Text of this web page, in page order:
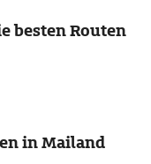
besten Routen
in Mailand